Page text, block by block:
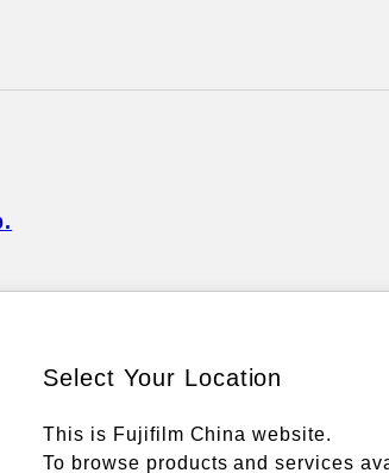
Select Your Location
This is Fujifilm China website.
To browse products and services